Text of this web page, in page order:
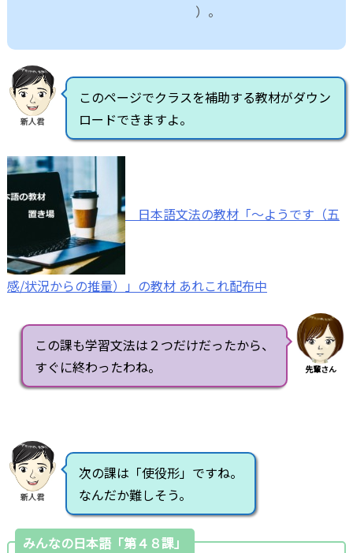
）。
新人君
このページでクラスを補助する教材がダウン
ロードできますよ。
日本語文法の教材「～ようです（五
感/状況からの推量）」の教材 あれこれ配布中
この課も学習文法は２つだけだったから、
すぐに終わったわね。
先輩さん
新人君
次の課は「使役形」ですね。
なんだか難しそう。
みんなの日本語「第４８課」